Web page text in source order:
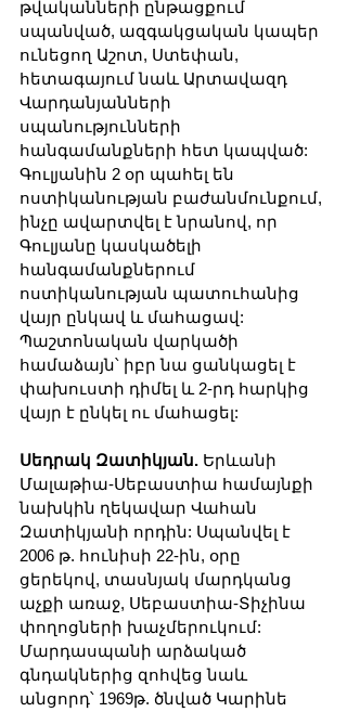
թվականների ընթացքում
սպանված, ազգակցական կապեր
ունեցող Աշոտ, Ստեփան,
հետագայում նաև Արտավազդ
Վարդանյանների
սպանությունների
հանգամանքների հետ կապված:
Գուլյանին 2 օր պահել են
ոստիկանության բաժանմունքում,
ինչը ավարտվել է նրանով, որ
Գուլյանը կասկածելի
հանգամանքներում
ոստիկանության պատուհանից
վայր ընկավ և մահացավ:
Պաշտոնական վարկածի
համաձայն՝ իբր նա ցանկացել է
փախուստի դիմել և 2-րդ հարկից
վայր է ընկել ու մահացել:
Սեդրակ Զատիկյան. Երևանի
Մալաթիա-Սեբաստիա համայնքի
նախկին ղեկավար Վահան
Զատիկյանի որդին: Սպանվել է
2006 թ. հունիսի 22-ին, օրը
ցերեկով, տասնյակ մարդկանց
աչքի առաջ, Սեբաստիա-Տիչինա
փողոցների խաչմերուկում:
Մարդասպանի արձակած
գնդակներից զոհվեց նաև
անցորդ՝ 1969թ. ծնված Կարինե